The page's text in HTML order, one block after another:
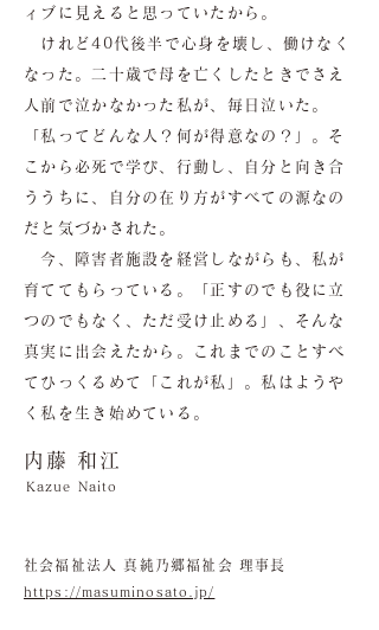
ィブに見えると思っていたから。
けれど40代後半で心身を壊し、働けなく
なった。二十歳で母を亡くしたときでさえ
人前で泣かなかった私が、毎日泣いた。
「私ってどんな人？何が得意なの？」。そ
こから必死で学び、行動し、自分と向き合
ううちに、自分の在り方がすべての源なの
だと気づかされた。
今、障害者施設を経営しながらも、私が
育ててもらっている。「正すのでも役に立
つのでもなく、ただ受け止める」、そんな
真実に出会えたから。これまでのことすべ
てひっくるめて「これが私」。私はようや
く私を生き始めている。
内藤 和江
Kazue Naito
社会福祉法人 真純乃郷福祉会 理事長
https://masuminosato.jp/